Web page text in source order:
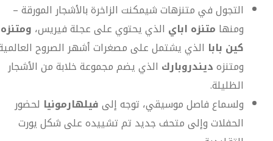
التجول في متنزهات شيمكنت الزاخرة بالأشجار المورقة –
ومنها متنزه اباي الذي يحتوي على عجلة فيريس، ومتنزه
كين بابا الذي يشتمل على مصغرات أشهر الصروح
ومتنزهديندروبارك الذي يضم مجموعة خلابة من الأشجار
الظليلة.
ولسماع فاصل موسيقي، توجه إلىفيلهارمونيا لحضور
الحفلات وإلى متحف جديد تم تشييده على شكل يورت